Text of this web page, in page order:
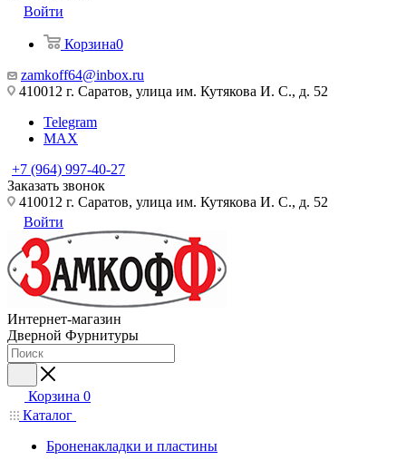
Войти
Корзина0
zamkoff64@inbox.ru
410012 г. Саратов, улица им. Кутякова И. С., д. 52
Telegram
MAX
+7 (964) 997-40-27
Заказать звонок
410012 г. Саратов, улица им. Кутякова И. С., д. 52
Войти
Интернет-магазин
Дверной Фурнитуры
Корзина 0
Каталог
Броненакладки и пластины